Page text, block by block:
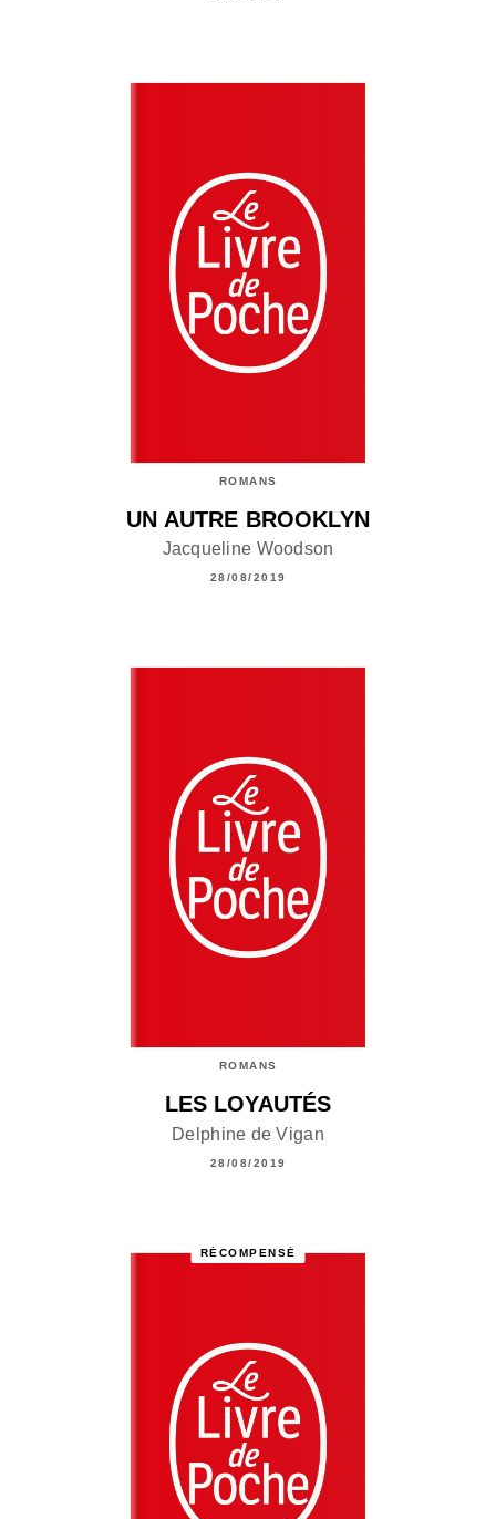
ROMANS
UN AUTRE BROOKLYN
Jacqueline Woodson
28/08/2019
ROMANS
LES LOYAUTÉS
Delphine de Vigan
28/08/2019
RÉCOMPENSÉ